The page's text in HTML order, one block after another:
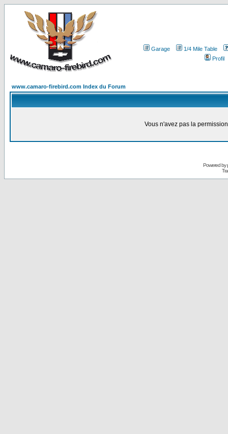
Garage
1/4 Mile Table
Profil
www.camaro-firebird.com Index du Forum
Vous n'avez pas la
Powered by